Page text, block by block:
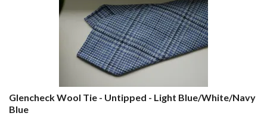
Glencheck Wool Tie - Untipped - Light Blue/White/Navy
Blue